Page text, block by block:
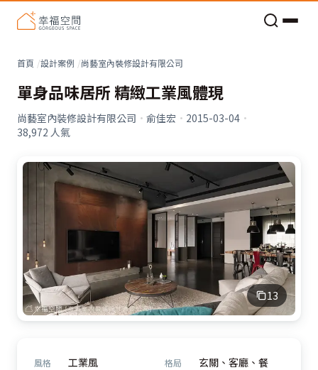
首頁 設計案例 尚藝室內裝修設計有限公司
單身品味居所 精緻工業風體現
尚藝室內裝修設計有限公司 · 俞佳宏 · 2015-03-04 ·
38,972 人氣
13
風格 工業風 格局
玄關、客廳、餐